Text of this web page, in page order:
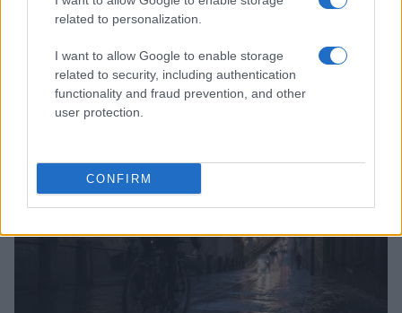
related to personalization.
I want to allow Google to enable storage
related to security, including authentication
functionality and fraud prevention, and other
user protection.
CONFIRM
Pieve Comics 2026: tutto ciò che devi sapere
sull’evento nerd di Perugia
Andrea Conforti · 6 Ago 2026